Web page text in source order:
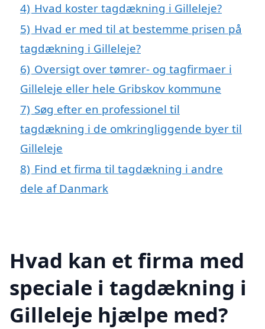
4) Hvad koster tagdækning i Gilleleje?
5) Hvad er med til at bestemme prisen på
tagdækning i Gilleleje?
6) Oversigt over tømrer- og tagfirmaer i
Gilleleje eller hele Gribskov kommune
7) Søg efter en professionel til
tagdækning i de omkringliggende byer til
Gilleleje
8) Find et firma til tagdækning i andre
dele af Danmark
Hvad kan et firma med
speciale i tagdækning i
Gilleleje hjælpe med?